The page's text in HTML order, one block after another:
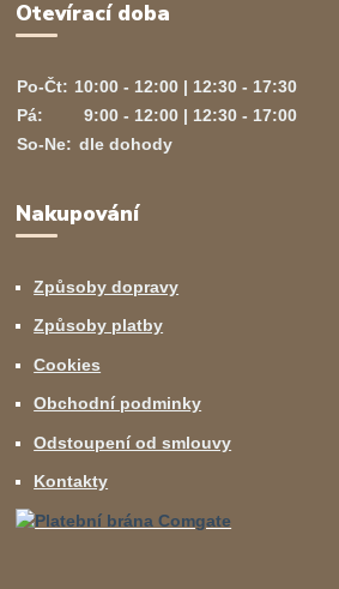
Otevírací doba
Po-Čt: 10:00 - 12:00 | 12:30 - 17:30
Pá:
9:00 - 12:00 | 12:30 - 17:00
So-Ne: dle dohody
Nakupování
Způsoby dopravy
Způsoby platby
Cookies
Obchodní podminky
Odstoupení od smlouvy
Kontakty